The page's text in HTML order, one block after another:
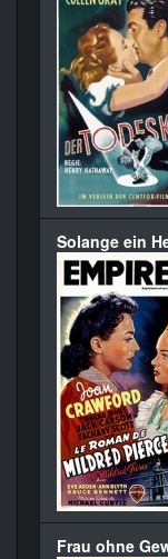
Solange ein
Frau ohne